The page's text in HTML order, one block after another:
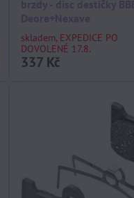
skladem, EXPEDICE PO
DOVOLENÉ 17.8.
337 Kč